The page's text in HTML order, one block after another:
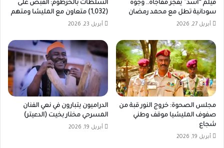
فيلم “أسد” يفجر مفاجأة.. وجوه
سودانية تطل مع محمد رمضان
أبريل 27, 2026
السلطات بالخرطوم: القبض على
(1,032) متعاون مع المليشا ومتهم
أبريل 23, 2026
مجلس الصحوة: خروج النور قبة من
صفوف المليشيا موقف وطني
شجاع
أبريل 19, 2026
الدراميون يتبارون في نعي الفنان
المسرحي مختار بخيت (الدعيتر)
أبريل 19, 2026